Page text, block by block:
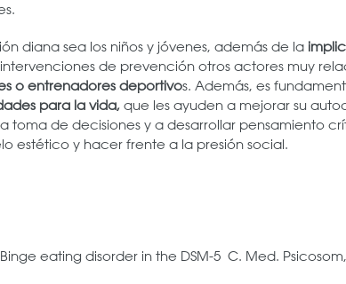
diana sea los niños y jóvenes, además de la
de prevención otros actores muy
o entrenadores deportivos. Además, es
para la vida, que les ayuden a mejorar su
toma de decisiones y a desarrollar pensamiento
estético y hacer frente a la presión social.
eating disorder in the DSM-5 C. Med. Psicosom,